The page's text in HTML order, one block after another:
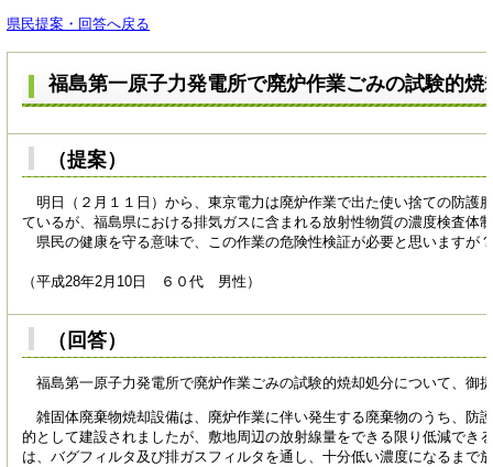
県民提案・回答へ戻る
福島第一原子力発電所で廃炉作業ごみの試験的焼
（提案）
明日（２月１１日）から、東京電力は廃炉作業で出た使い捨ての防護
ているが、福島県における排気ガスに含まれる放射性物質の濃度検査体
県民の健康を守る意味で、この作業の危険性検証が必要と思いますが？
（平成28年2月10日 ６０代 男性）
（回答）
福島第一原子力発電所で廃炉作業ごみの試験的焼却処分について、御
雑固体廃棄物焼却設備は、廃炉作業に伴い発生する廃棄物のうち、防
的として建設されましたが、敷地周辺の放射線量をできる限り低減でき
は、バグフィルタ及び排ガスフィルタを通し、十分低い濃度になるまで